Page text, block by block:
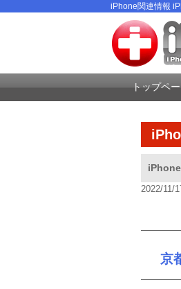
iPhone関連情報
トップペ
2022/11/
京